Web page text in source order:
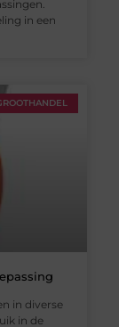
in een
in diverse
in de